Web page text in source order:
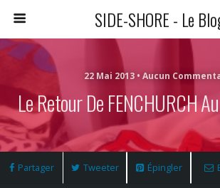
SIDE-SHORE - Le
22 Mai 2013 • Aucun
Le Retour De FENCHURCH
Partager Tweeter Épingler